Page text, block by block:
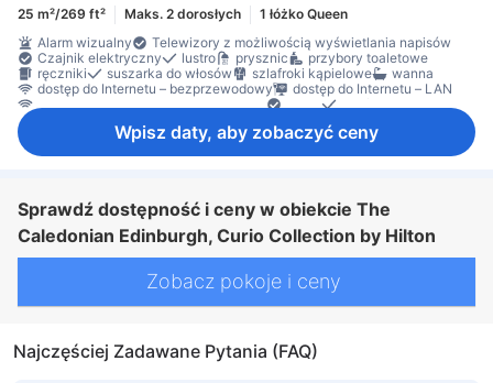
25 m²/269 ft² Maks. 2 dorosłych
1 łóżko Queen
Alarm wizualny
Telewizory z możliwością wyświetlania napisów
Czajnik elektryczny
lustro prysznic
przybory toaletowe
ręczniki
suszarka do włosów szlafroki kąpielowe
wanna
dostęp do Internetu – bezprzewodowy
dostęp do Internetu – LAN
telewizor płaskoekranowy
budzik Hipoalergiczne
Otwierane okno
stanowisko do pracy na laptopie
sprzęt do prasowania
szafa
Łóżeczko dla dziecka (na życzenie)
czujnik dymu
Dla niepalących sejf w pokoju
Wpisz daty, aby zobaczyć ceny
Sprawdź dostępność i ceny w obiekcie The
Caledonian Edinburgh, Curio Collection by Hilton
Zobacz pokoje i ceny
Najczęściej Zadawane Pytania (FAQ)